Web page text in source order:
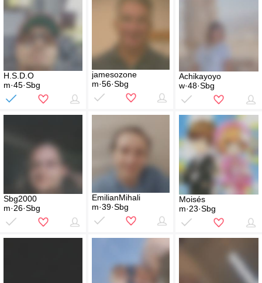
H.S.D.O
m·45·Sbg
jamesozone
m·56·Sbg
Achikayoyo
w·48·Sbg
Sbg2000
m·26·Sbg
EmilianMihali
m·39·Sbg
Moisés
m·23·Sbg